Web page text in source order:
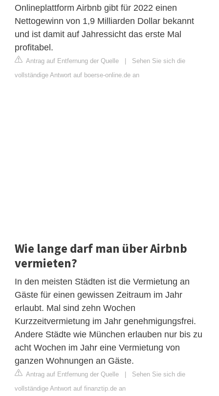
Onlineplattform Airbnb gibt für 2022 einen
Nettogewinn von 1,9 Milliarden Dollar bekannt
und ist damit auf Jahressicht das erste Mal
profitabel.
Antrag auf Entfernung der Quelle | Sehen Sie sich die
vollständige Antwort auf boerse-online.de an
Wie lange darf man über Airbnb
vermieten?
In den meisten Städten ist die Vermietung an
Gäste für einen gewissen Zeitraum im Jahr
erlaubt. Mal sind zehn Wochen
Kurzzeitvermietung im Jahr genehmigungsfrei.
Andere Städte wie München erlauben nur bis zu
acht Wochen im Jahr eine Vermietung von
ganzen Wohnungen an Gäste.
Antrag auf Entfernung der Quelle | Sehen Sie sich die
vollständige Antwort auf finanztip.de an